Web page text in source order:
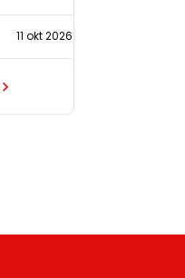
11 okt 2026